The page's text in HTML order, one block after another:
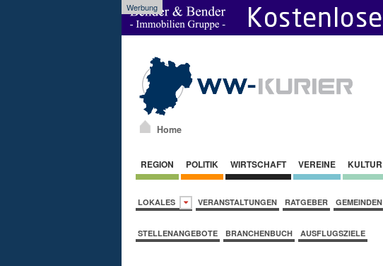
Werbung
Home
REGION POLITIK WIRTSCHAFT VEREINE KULTUR
LOKALES VERANSTALTUNGEN RATGEBER GEMEINDEN
STELLENANGEBOTE BRANCHENBUCH AUSFLUGSZIELE